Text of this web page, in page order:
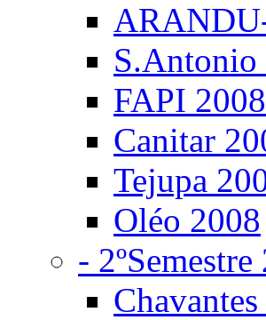
S.Antonio
FAPI 2008
Canitar
Tejupa
Oléo 2008
- 2ºSemestre